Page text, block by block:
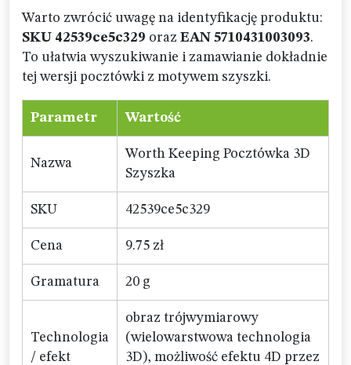
Warto zwrócić uwagę na identyfikację produktu:
SKU 42539ce5c329 oraz EAN 5710431003093.
To ułatwia wyszukiwanie i zamawianie dokładnie
tej wersji pocztówki z motywem szyszki.
Parametr Wartość
Nazwa
Worth Keeping Pocztówka 3D
Szyszka
SKU 42539ce5c329
Cena 9.75 zł
Gramatura 20 g
Technologia
/ efekt
obraz trójwymiarowy
(wielowarstwowa technologia
3D), możliwość efektu 4D przez